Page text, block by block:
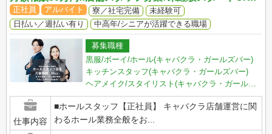
正社員 アルバイト 寮／社宅完備
未経験可
日払い／週払い有り
中高年/シニアが活躍できる職場
募集職種
黒服/ボーイ/ホール(キャバクラ・ガールズバー)
キッチンスタッフ(キャバクラ・ガールズバー)
ヘアメイク/スタイリスト(キャバクラ・ガールズバー)
仕事内容
■ホールスタッフ【正社員】 キャバクラ店舗運営に関
わるホール業務全般をお...